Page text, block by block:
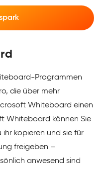
Programmen
die über mehr
Whiteboard einen
Whiteboard können Sie
ihr kopieren und sie für
freigeben –
anwesend sind